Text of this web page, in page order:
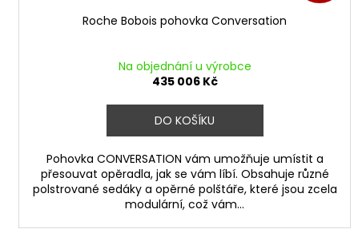
Roche Bobois pohovka Conversation
Na objednání u výrobce
435 006 Kč
DO KOŠÍKU
Pohovka CONVERSATION vám umožňuje umístit a
přesouvat opěradla, jak se vám líbí. Obsahuje různé
polstrované sedáky a opěrné polštáře, které jsou zcela
modulární, což vám...